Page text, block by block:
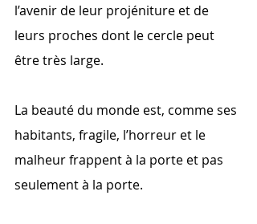
l’avenir de leur projéniture et de
leurs proches dont le cercle peut
être très large.
La beauté du monde est, comme ses
habitants, fragile, l’horreur et le
malheur frappent à la porte et pas
seulement à la porte.